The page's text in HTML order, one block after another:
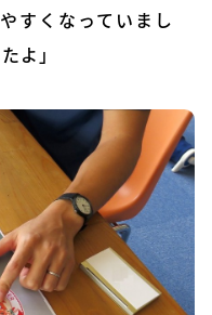
すくなっていまし
よ」